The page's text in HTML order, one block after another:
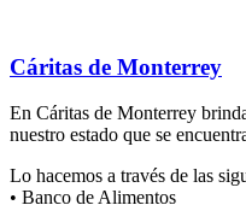
Cáritas de Monterrey
En Cáritas de Monterrey
nuestro estado que se
Lo hacemos a través de las
• Banco de Alimentos